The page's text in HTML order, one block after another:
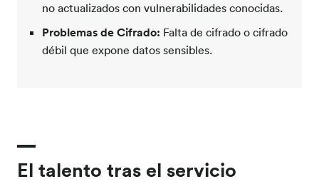
no actualizados con vulnerabilidades conocidas.
Problemas de Cifrado: Falta de cifrado o cifrado
débil que expone datos sensibles.
El talento tras el servicio